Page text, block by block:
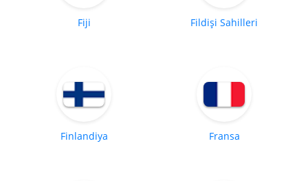
Fiji Fildişi Sahilleri
Finlandiya Fransa